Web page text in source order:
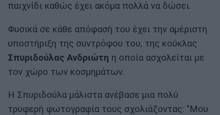
παιχνίδι καθώς έχει ακόμα πολλά να δώσει.
Φυσικά σε κάθε απόφασή του έχει την αμέριστη
υποστήριξη της συντρόφου του, της κούκλας
Σπυριδούλας Ανδριώτη η οποία ασχολείται με
τον χώρο των κοσμημάτων.
Η Σπυριδούλα μάλιστα ανέβασε μια πολύ
τρυφερή φωτογραφία τους σχολιάζοντας: "Μου